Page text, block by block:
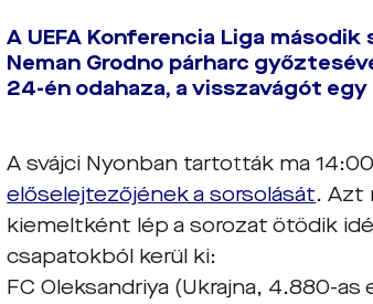
A UEFA Konferencia Liga
Neman Grodno párharc
24-én odahaza, a visszavágót
A svájci Nyonban tartották ma
előselejtezőjének a sorsolását. Azt
kiemeltként lép a sorozat ötödik
csapatokból kerül ki:
FC Oleksandriya (Ukrajna, 4.880-